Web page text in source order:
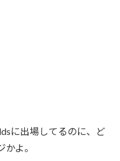
に出場してるのに、ど
よ。